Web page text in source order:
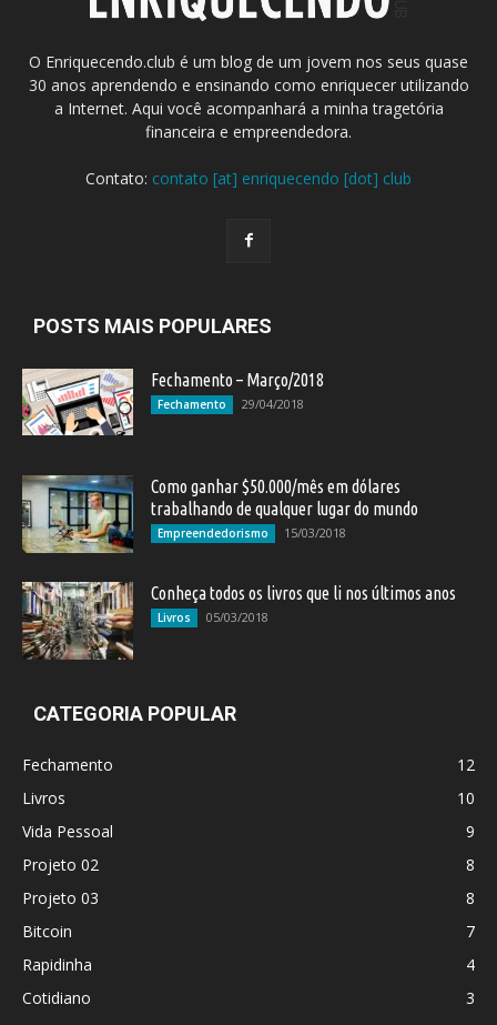
O Enriquecendo.club é um blog de um jovem nos seus quase
30 anos aprendendo e ensinando como enriquecer utilizando
a Internet. Aqui você acompanhará a minha tragetória
financeira e empreendedora.
Contato: contato [at] enriquecendo [dot] club
POSTS MAIS POPULARES
Fechamento – Março/2018
Fechamento 29/04/2018
Como ganhar $50.000/mês em dólares
trabalhando de qualquer lugar do mundo
Empreendedorismo 15/03/2018
Conheça todos os livros que li nos últimos anos
Livros 05/03/2018
CATEGORIA POPULAR
Fechamento
12
Livros
10
Vida Pessoal
9
Projeto 02
8
Projeto 03
8
Bitcoin
7
Rapidinha
4
Cotidiano
3